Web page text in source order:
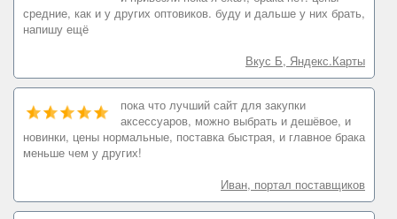
средние, как и у других оптовиков. буду и дальше у них брать,
напишу ещё
Вкус Б, Яндекс.Карты
пока что лучший сайт для закупки
аксессуаров, можно выбрать и дешёвое, и
новинки, цены нормальные, поставка быстрая, и главное брака
меньше чем у других!
Иван, портал поставщиков